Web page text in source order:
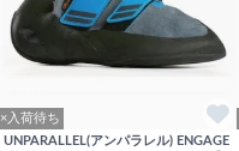
×入荷待ち
UNPARALLEL(アンパラレル) ENGAGE